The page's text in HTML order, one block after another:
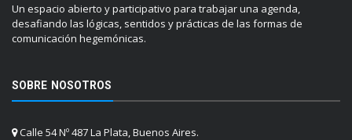
Un espacio abierto y participativo para trabajar una agenda,
desafiando las lógicas, sentidos y prácticas de las formas de
comunicación hegemónicas.
SOBRE NOSOTROS
Calle 54 Nº 487 La Plata, Buenos Aires.